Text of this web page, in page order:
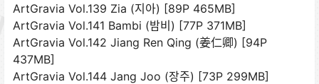
ArtGravia Vol.139 Zia (지아) [89P 465MB]
ArtGravia Vol.141 Bambi (밤비) [77P 371MB]
ArtGravia Vol.142 Jiang Ren Qing (姜仁卿) [94P
437MB]
ArtGravia Vol.144 Jang Joo (장주) [73P 299MB]